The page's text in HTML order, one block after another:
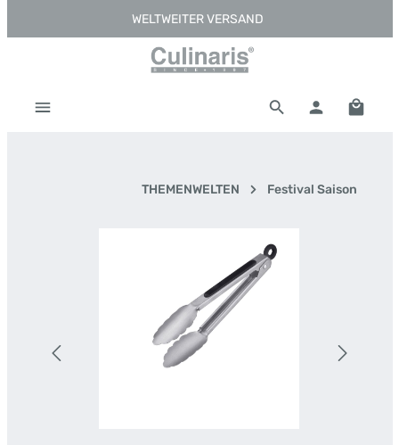
Zum Hauptinhalt springenWELTWEITER VERSAND
THEMENWELTEN Festival Saison